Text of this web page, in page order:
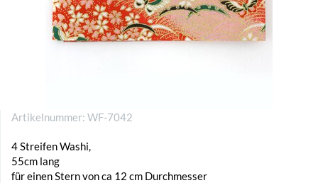
Artikelnummer: WF-7042
4 Streifen Washi,
55cm lang
für einen Stern von ca 12 cm Durchmesser